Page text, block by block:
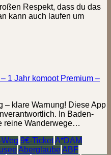
Respekt, dass du das
kann auch laufen um
1 Jahr komoot Premium –
– klare Warnung! Diese App
In Baden-
reine Wanderwege…
9€-TicketA*DAM
AberglaubeABF